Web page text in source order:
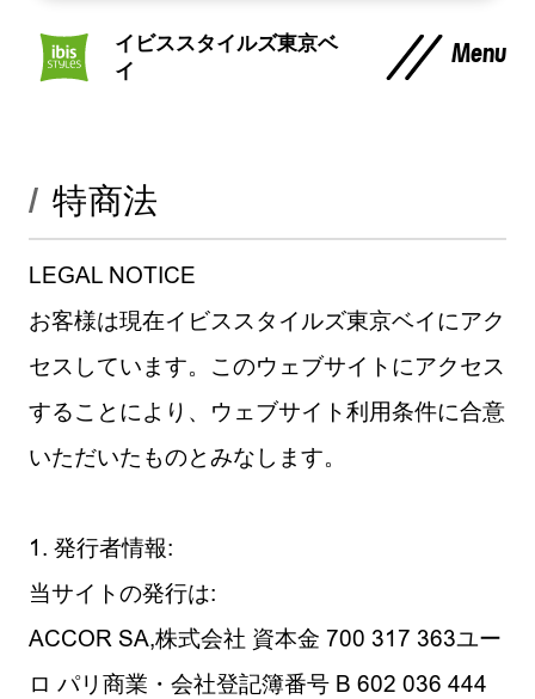
イビススタイルズ東京ベ
イ
Menu
特商法
LEGAL NOTICE
お客様は現在イビススタイルズ東京ベイにアク
セスしています。このウェブサイトにアクセス
することにより、ウェブサイト利用条件に合意
いただいたものとみなします。
1. 発行者情報:
当サイトの発行は:
ACCOR SA,株式会社 資本金 700 317 363ユー
ロ パリ商業・会社登記簿番号 B 602 036 444